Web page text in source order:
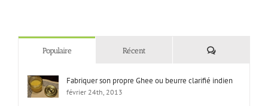
Populaire Récent Commentaires
Fabriquer son propre Ghee ou beurre clarifié indien
février 24th, 2013